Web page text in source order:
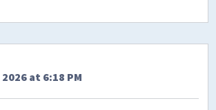
at 6:18 PM